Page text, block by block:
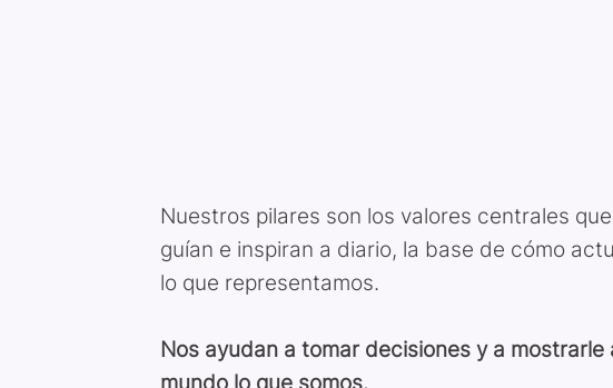
Nuestros pilares son los valores centrales
guían e inspiran a diario, la base de cómo
lo que representamos.
Nos ayudan a tomar decisiones y a mostrarle
mundo lo que somos.